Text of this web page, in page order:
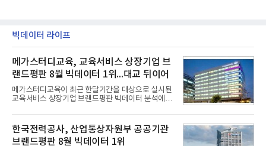
빅데이터 라이프
메가스터디교육, 교육서비스 상장기업 브
랜드평판 8월 빅데이터 1위...대교 뒤이어
메가스터디교육이 최근 한달기간을 대상으로 실시된
교육서비스 상장기업 브랜드평판 빅데이터 분석에서
일 한국기업평판연구소(소장 구창환)는 국내 교육서
비스 상장기업 브랜드를 대상으로 지난 7월 7일부터
8월 7일까지 수집된 소비자 빅데이터 10,074,233건
을 분석한 결과, 메가스터디교육이 브랜드평판지수
한국전력공사, 산업통상자원부 공공기관
브랜드평판 8월 빅데이터 1위